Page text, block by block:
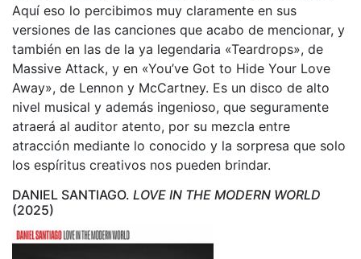
Aquí eso lo percibimos muy claramente en sus
versiones de las canciones que acabo de mencionar, y
también en las de la ya legendaria «Teardrops», de
Massive Attack, y en «You’ve Got to Hide Your Love
Away», de Lennon y McCartney. Es un disco de alto
nivel musical y además ingenioso, que seguramente
atraerá al auditor atento, por su mezcla entre
atracción mediante lo conocido y la sorpresa que solo
los espíritus creativos nos pueden brindar.
DANIEL SANTIAGO. LOVE IN THE MODERN WORLD
(2025)